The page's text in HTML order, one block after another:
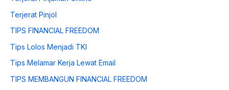
Terjerat Pinjol
TIPS FINANCIAL FREEDOM
Tips Lolos Menjadi TKI
Tips Melamar Kerja Lewat Email
TIPS MEMBANGUN FINANCIAL FREEDOM